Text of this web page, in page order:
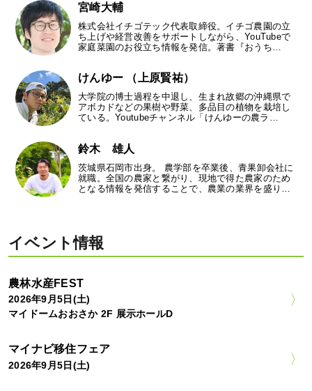
宮崎大輔
株式会社イチゴテック代表取締役。イチゴ農園の立
ち上げや経営改善をサポートしながら、YouTubeで
家庭菜園のお役立ち情報を発信。著書『おうち…
けんゆー （上原賢祐）
大学院の博士過程を中退し、生まれ故郷の沖縄県で
アボカドなどの果樹や野菜、多品目の植物を栽培し
ている。Youtubeチャンネル「けんゆーの農ラ…
鈴木 雄人
茨城県石岡市出身。 農学部を卒業後、青果卸会社に
就職。全国の農家と繋がり、現地で得た農家のため
となる情報を発信することで、農業の業界を盛り…
イベント情報
農林水産FEST
2026年9月5日(土)
マイドームおおさか 2F 展示ホールD
マイナビ移住フェア
2026年9月5日(土)